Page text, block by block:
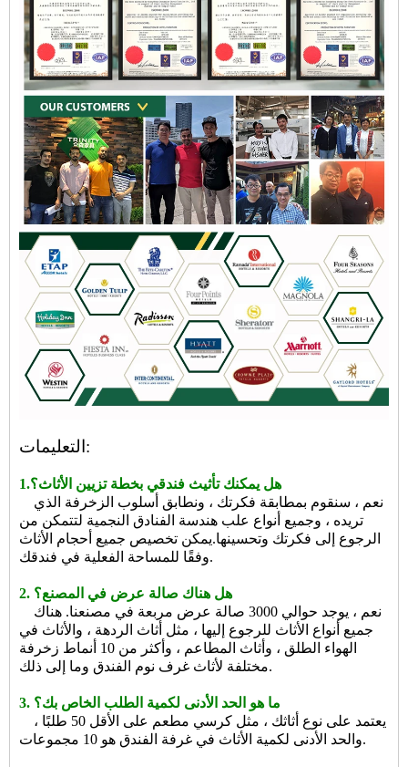
التعليمات:
1.هل يمكنك تأثيث فندقي بخطة تزيين الأثاث؟
تريده ، وجميع أنواع علب هندسة الفنادق النجمية لتتمكن من
الرجوع إلى فكرتك وتحسينها.يمكن تخصيص جميع أحجام الأثاث
وفقًا للمساحة الفعلية في فندقك.
2. هل هناك صالة عرض في المصنع؟
جميع أنواع الأثاث للرجوع إليها ، مثل أثاث الردهة ، والأثاث في
الهواء الطلق ، وأثاث المطاعم ، وأكثر من 10 أنماط زخرفة
مختلفة لأثاث غرف نوم الفندق وما إلى ذلك.
3. ما هو الحد الأدنى لكمية الطلب الخاص بك؟
والحد الأدنى لكمية الأثاث في غرفة الفندق هو 10 مجموعات.